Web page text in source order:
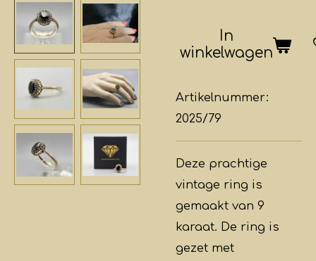
In
winkelwagen
Artikelnummer:
2025/79
Deze prachtige
vintage ring is
gemaakt van 9
karaat. De ring is
gezet met